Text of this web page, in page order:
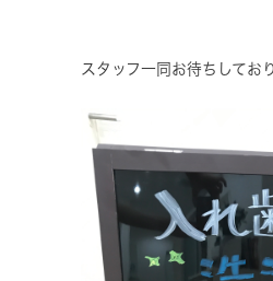
スタッフ一同お待ちしてお